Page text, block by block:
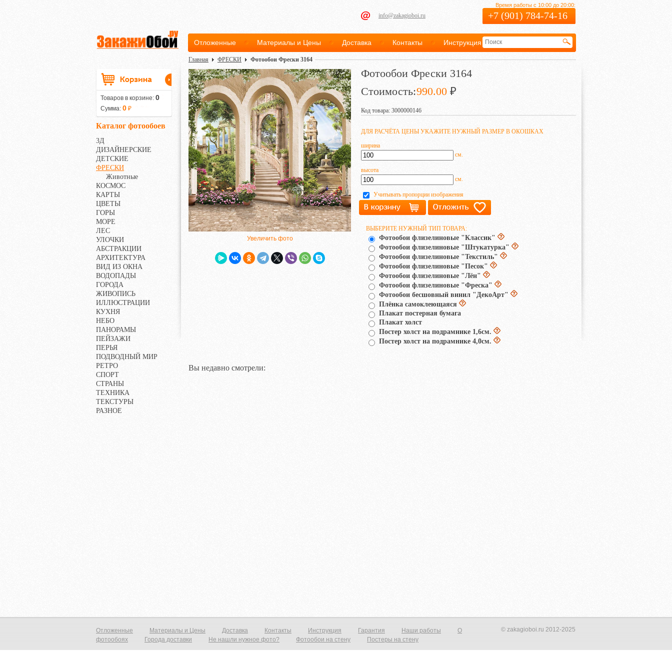
info@zakagioboi.ru
Время работы с 10:00 до 20:00:
+7 (901) 784-74-16
Отложенные Материалы и Цены Доставка Контакты Инструкция
Товаров в корзине: 0
Сумма: 0 ₽
Каталог фотообоев
3Д
ДИЗАЙНЕРСКИЕ
ДЕТСКИЕ
ФРЕСКИ
Животные
КОСМОС
КАРТЫ
ЦВЕТЫ
ГОРЫ
МОРЕ
ЛЕС
УЛОЧКИ
АБСТРАКЦИИ
АРХИТЕКТУРА
ВИД ИЗ ОКНА
ВОДОПАДЫ
ГОРОДА
ЖИВОПИСЬ
ИЛЛЮСТРАЦИИ
КУХНЯ
НЕБО
ПАНОРАМЫ
ПЕЙЗАЖИ
ПЕРЬЯ
ПОДВОДНЫЙ МИР
РЕТРО
СПОРТ
СТРАНЫ
ТЕХНИКА
ТЕКСТУРЫ
РАЗНОЕ
Главная ФРЕСКИ Фотообои Фрески 3164
Увеличить фото
Фотообои Фрески 3164
Стоимость:990.00 ₽
Код товара: 3000000146
ДЛЯ РАСЧЁТА ЦЕНЫ УКАЖИТЕ НУЖНЫЙ РАЗМЕР В ОКОШКАХ
ширина
см.
высота
см.
Учитывать пропорции изображения
ВЫБЕРИТЕ НУЖНЫЙ ТИП ТОВАРА:
Фотообои флизелиновые "Классик"
Фотообои флизелиновые "Штукатурка"
Фотообои флизелиновые "Текстиль"
Фотообои флизелиновые "Песок"
Фотообои флизелиновые "Лён"
Фотообои флизелиновые "Фреска"
Фотообои бесшовный винил "ДекоАрт"
Плёнка самоклеющаяся
Плакат постерная бумага
Плакат холст
Постер холст на подрамнике 1,6см.
Постер холст на подрамнике 4,0см.
Вы недавно смотрели:
Отложенные Материалы и Цены Доставка Контакты Инструкция Гарантия Наши работы
О
фотообоях
Города доставки Не нашли нужное фото? Фотообои на стену Постеры на стену
© zakagioboi.ru 2012-2025